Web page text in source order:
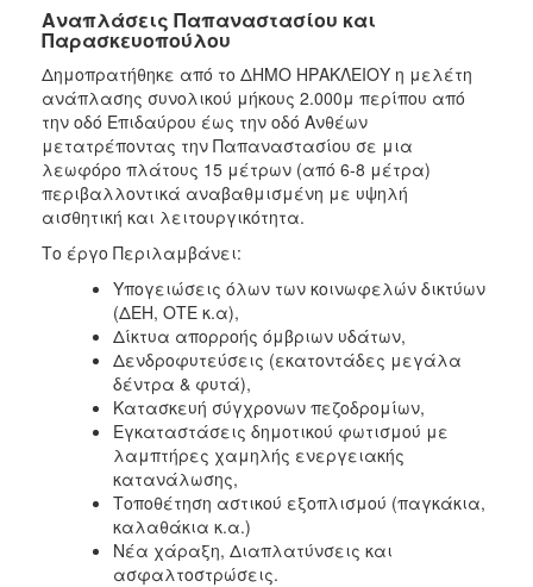
2022
2021
2020
2019
2018
2017
2016
2015
2013
2012
2011
2010
2006
Αναπλάσεις Παπαναστασίου και
Παρασκευοπούλου
Δημοπρατήθηκε από το ΔΗΜΟ ΗΡΑΚΛΕΙΟΥ η μελέτη
ανάπλασης συνολικού μήκους 2.000μ περίπου από
την οδό Επιδαύρου έως την οδό Ανθέων
μετατρέποντας την Παπαναστασίου σε μια
λεωφόρο πλάτους 15 μέτρων (από 6-8 μέτρα)
περιβαλλοντικά αναβαθμισμένη με υψηλή
αισθητική και λειτουργικότητα.
Το έργο Περιλαμβάνει:
Υπογειώσεις όλων των κοινωφελών δικτύων
(ΔΕΗ, ΟΤΕ κ.α),
Δίκτυα απορροής όμβριων υδάτων,
Δενδροφυτεύσεις (εκατοντάδες μεγάλα
δέντρα & φυτά),
Κατασκευή σύγχρονων πεζοδρομίων,
Εγκαταστάσεις δημοτικού φωτισμού με
λαμπτήρες χαμηλής ενεργειακής
κατανάλωσης,
Τοποθέτηση αστικού εξοπλισμού (παγκάκια,
καλαθάκια κ.α.)
Νέα χάραξη, Διαπλατύνσεις και
ασφαλτοστρώσεις.